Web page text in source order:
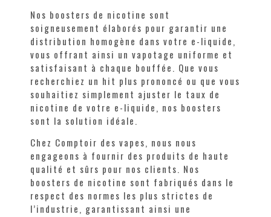
Nos boosters de nicotine sont
soigneusement élaborés pour garantir une
distribution homogène dans votre e-liquide,
vous offrant ainsi un vapotage uniforme et
satisfaisant à chaque bouffée. Que vous
recherchiez un hit plus prononcé ou que vous
souhaitiez simplement ajuster le taux de
nicotine de votre e-liquide, nos boosters
sont la solution idéale.
Chez Comptoir des vapes, nous nous
engageons à fournir des produits de haute
qualité et sûrs pour nos clients. Nos
boosters de nicotine sont fabriqués dans le
respect des normes les plus strictes de
l’industrie, garantissant ainsi une